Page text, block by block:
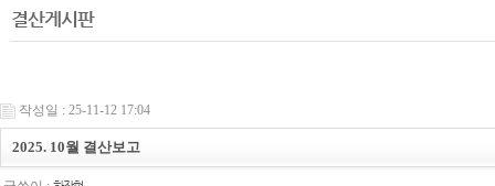
결산게시판
작성일 : 25-11-12 17:04
2025. 10월 결산보고